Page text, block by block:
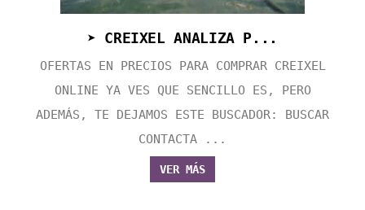
➤ CREIXEL ANALIZA P...
OFERTAS EN PRECIOS PARA COMPRAR CREIXEL
ONLINE YA VES QUE SENCILLO ES, PERO
ADEMÁS, TE DEJAMOS ESTE BUSCADOR: BUSCAR
CONTACTA ...
VER MÁS